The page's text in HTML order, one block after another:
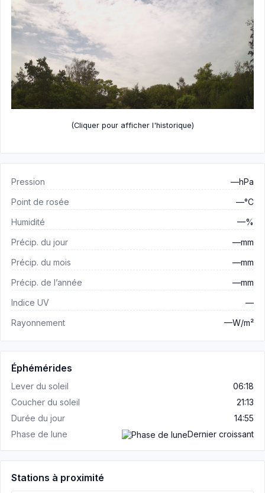
Pression
—hPa
Point de rosée
—°C
Humidité
—%
Précip. du jour
—mm
Précip. du mois
—mm
Précip. de l’année
—mm
Indice UV
—
Rayonnement
—W/m²
Éphémérides
Lever du soleil
06:18
Coucher du soleil
21:13
Durée du jour
14:55
Phase de lune
Dernier croissant
(Cliquer pour afficher l'historique)
Stations à proximité